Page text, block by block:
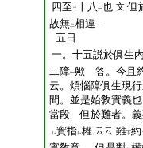
四至 二十八一也 文 但
故無二相違一
五日
一。十五説於俱生
二障一歟 答。今且
云。煩惱障俱生現
間。並是始敎實義
當段 但於難者。義
レ實指レ權 云云 雖下約